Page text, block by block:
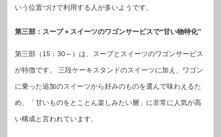
いう位置づけで利用する人が多いようです。
第三部：スープ＋スイーツのワゴンサービスで“甘い物特化”
第三部（15：30～）は、スープとスイーツのワゴンサービス
が特徴です。 三段ケーキスタンドのスイーツに加え、ワゴン
に乗った追加のスイーツから好みのものを選んで味わえるた
め、「甘いものをとことん楽しみたい層」に非常に人気が高
い構成と言われています。